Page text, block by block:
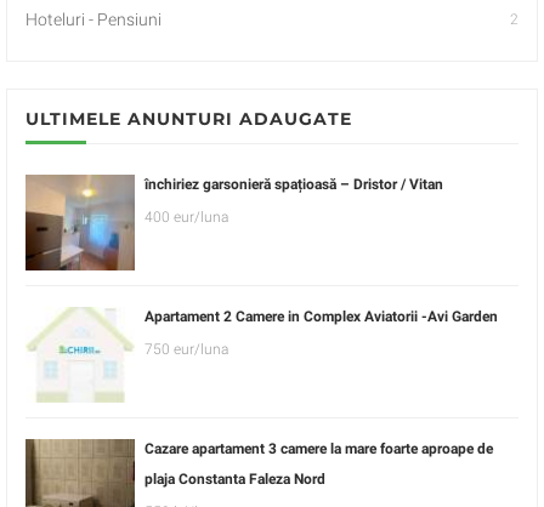
Hoteluri - Pensiuni 2
ULTIMELE ANUNTURI ADAUGATE
închiriez garsonieră spațioasă – Dristor / Vitan
400 eur/luna
Apartament 2 Camere in Complex Aviatorii -Avi Garden
750 eur/luna
Cazare apartament 3 camere la mare foarte aproape de
plaja Constanta Faleza Nord